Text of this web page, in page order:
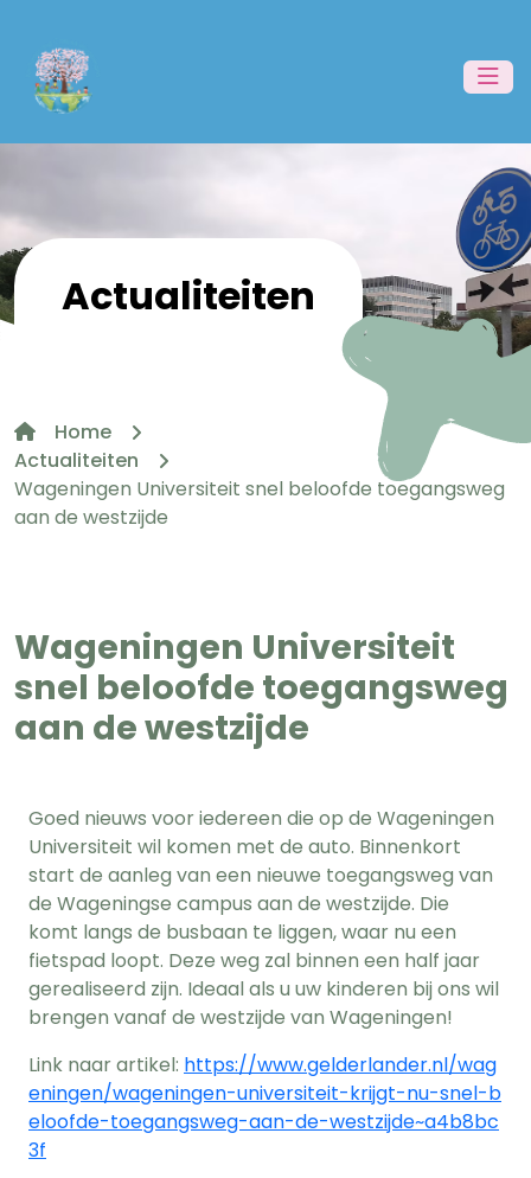
Actualiteiten
Home
Actualiteiten
Wageningen Universiteit snel beloofde toegangsweg
aan de westzijde
Wageningen Universiteit
snel beloofde toegangsweg
aan de westzijde
Goed nieuws voor iedereen die op de Wageningen
Universiteit wil komen met de auto. Binnenkort
start de aanleg van een nieuwe toegangsweg van
de Wageningse campus aan de westzijde. Die
komt langs de busbaan te liggen, waar nu een
fietspad loopt. Deze weg zal binnen een half jaar
gerealiseerd zijn. Ideaal als u uw kinderen bij ons wil
brengen vanaf de westzijde van Wageningen!
Link naar artikel: https://www.gelderlander.nl/wag
eningen/wageningen-universiteit-krijgt-nu-snel-b
eloofde-toegangsweg-aan-de-westzijde~a4b8bc
3f